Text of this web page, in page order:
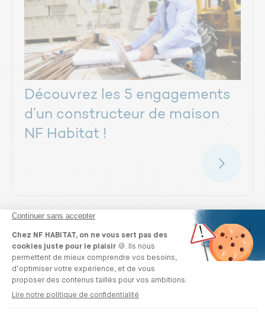
Découvrez les 5 engagements
d’un constructeur de maison
NF Habitat !
Quels sont les avantages d’une
maison certifiée ?
35 % des habitants des maisons